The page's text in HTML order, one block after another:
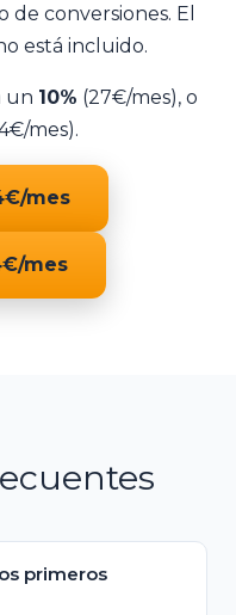
de conversiones. El
está incluido.
un 10% (27€/mes), o
mes).
mes
mes
primeros